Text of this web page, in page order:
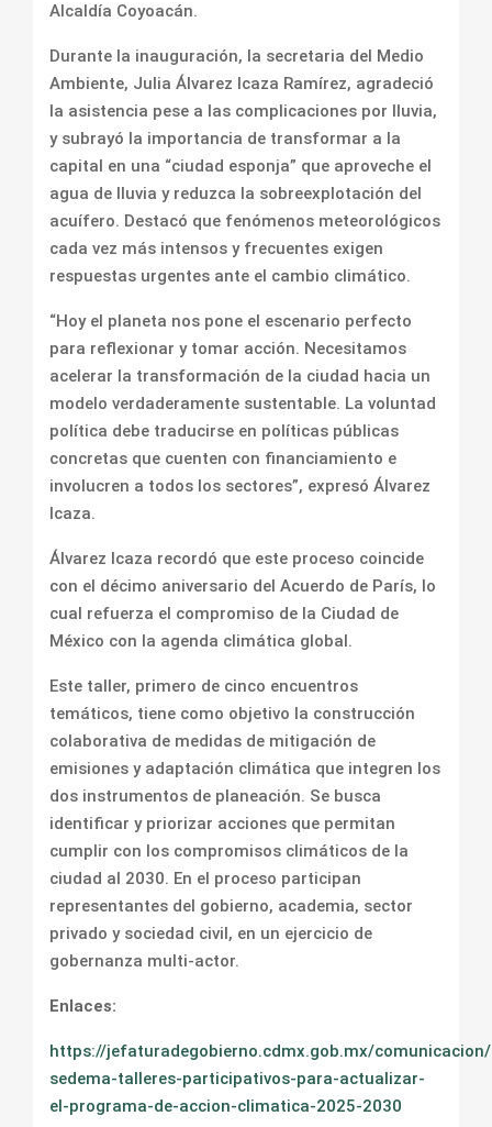
Alcaldía Coyoacán.
Durante la inauguración, la secretaria del Medio
Ambiente, Julia Álvarez Icaza Ramírez, agradeció
la asistencia pese a las complicaciones por lluvia,
y subrayó la importancia de transformar a la
capital en una “ciudad esponja” que aproveche el
agua de lluvia y reduzca la sobreexplotación del
acuífero. Destacó que fenómenos meteorológicos
cada vez más intensos y frecuentes exigen
respuestas urgentes ante el cambio climático.
“Hoy el planeta nos pone el escenario perfecto
para reflexionar y tomar acción. Necesitamos
acelerar la transformación de la ciudad hacia un
modelo verdaderamente sustentable. La voluntad
política debe traducirse en políticas públicas
concretas que cuenten con financiamiento e
involucren a todos los sectores”, expresó Álvarez
Icaza.
Álvarez Icaza recordó que este proceso coincide
con el décimo aniversario del Acuerdo de París, lo
cual refuerza el compromiso de la Ciudad de
México con la agenda climática global.
Este taller, primero de cinco encuentros
temáticos, tiene como objetivo la construcción
colaborativa de medidas de mitigación de
emisiones y adaptación climática que integren los
dos instrumentos de planeación. Se busca
identificar y priorizar acciones que permitan
cumplir con los compromisos climáticos de la
ciudad al 2030. En el proceso participan
representantes del gobierno, academia, sector
privado y sociedad civil, en un ejercicio de
gobernanza multi-actor.
Enlaces:
https://jefaturadegobierno.cdmx.gob.mx/
sedema-talleres-participativos-para-actualizar-
el-programa-de-accion-climatica-2025-2030